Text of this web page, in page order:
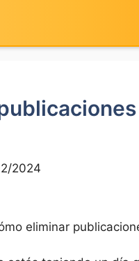
2024
eliminar